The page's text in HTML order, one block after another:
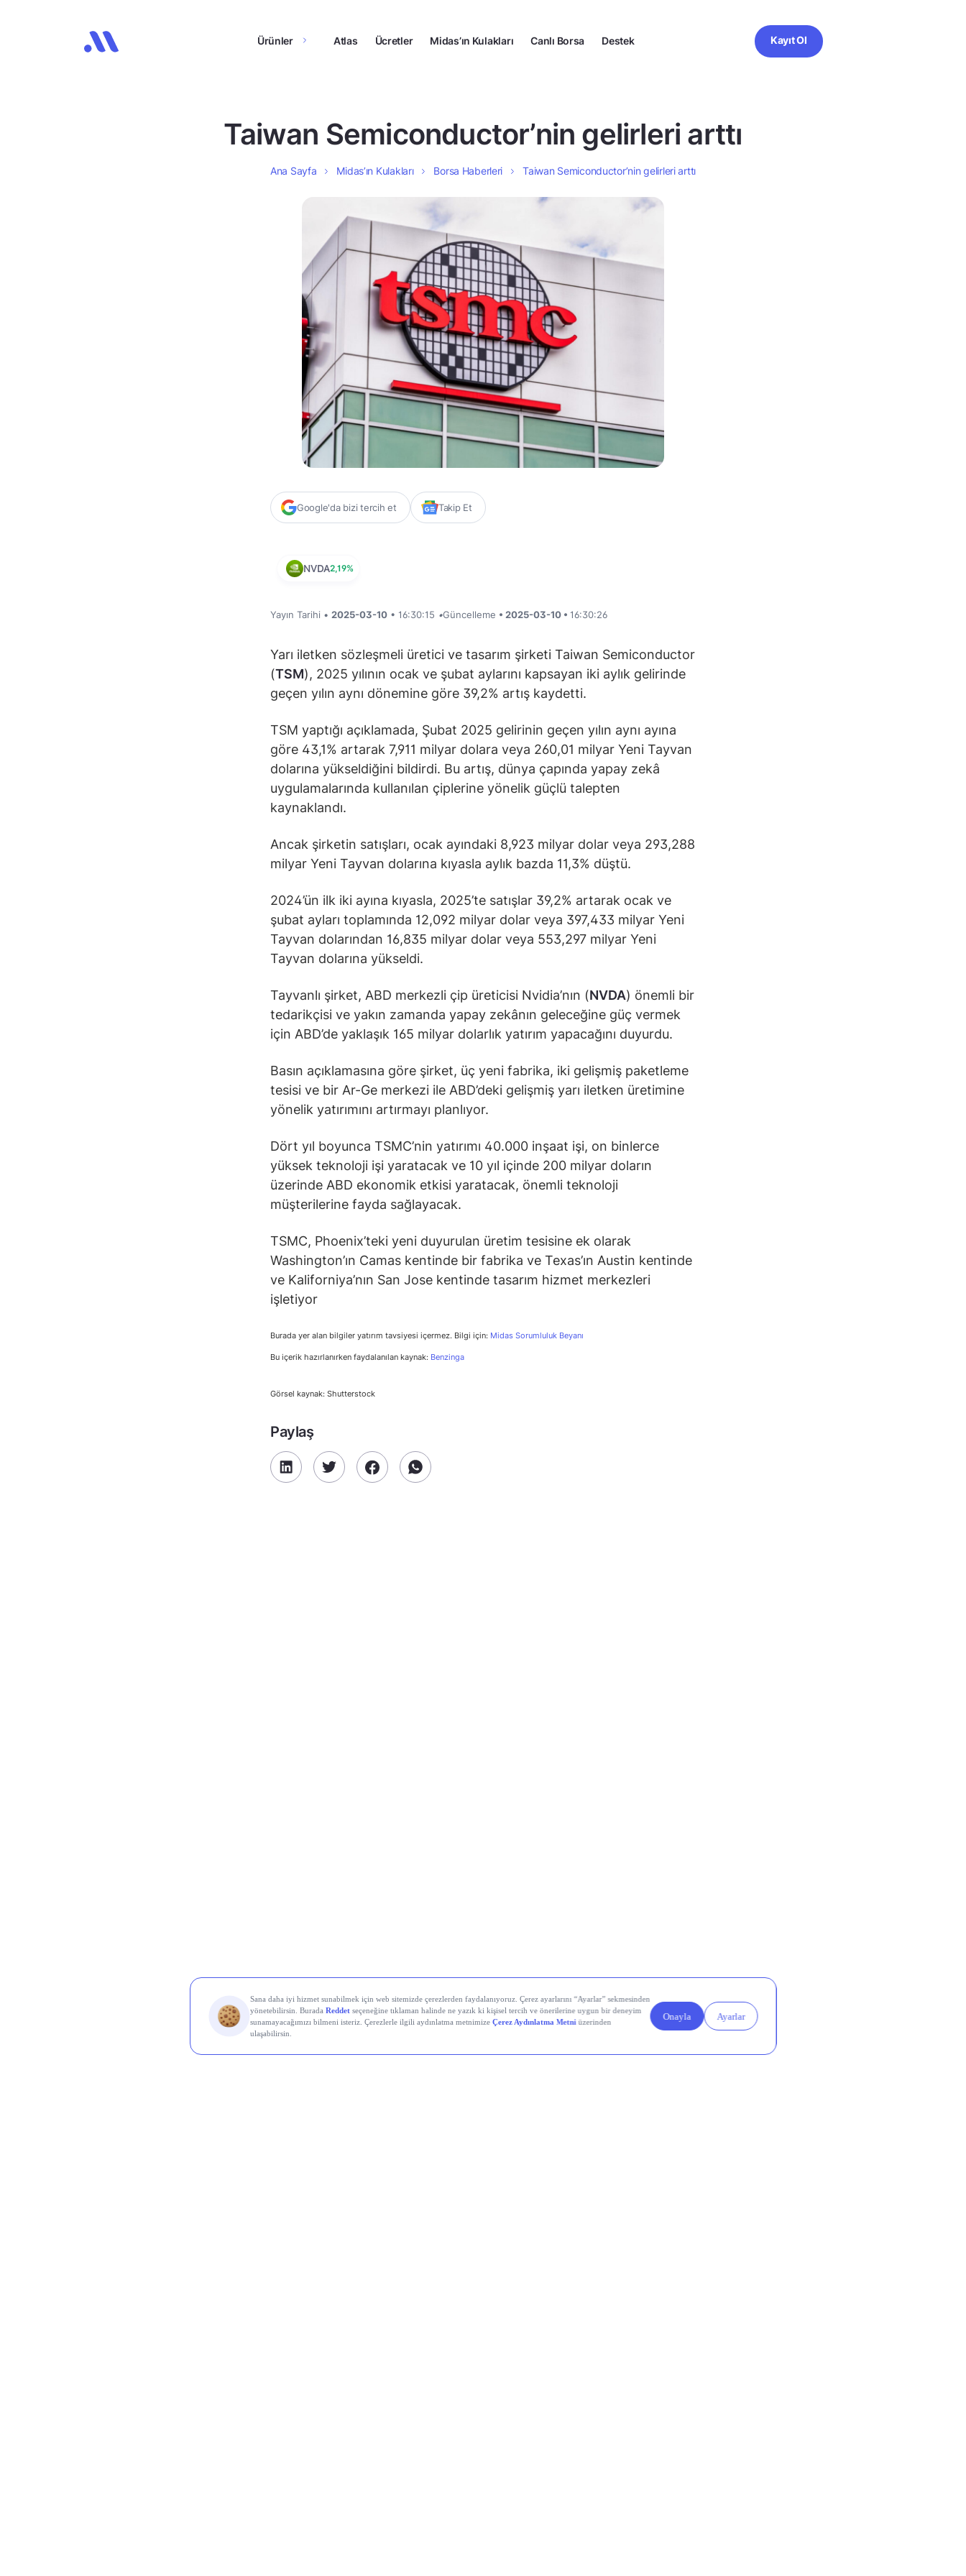
Ürünler Atlas Ücretler Midas’ın Kulakları Canlı Borsa Destek Kayıt Ol
Taiwan Semiconductor’nin gelirleri arttı
Ana Sayfa Midas’ın Kulakları Borsa Haberleri Taiwan Semiconductor’nin gelirleri arttı
Google'da bizi tercih et Takip Et
NVDA2,19%
Yayın Tarihi • 2025-03-10 • 16:30:15 •Güncelleme • 2025-03-10 • 16:30:26
Yarı iletken sözleşmeli üretici ve tasarım şirketi Taiwan Semiconductor
(TSM), 2025 yılının ocak ve şubat aylarını kapsayan iki aylık gelirinde
geçen yılın aynı dönemine göre 39,2% artış kaydetti.
TSM yaptığı açıklamada, Şubat 2025 gelirinin geçen yılın aynı ayına
göre 43,1% artarak 7,911 milyar dolara veya 260,01 milyar Yeni Tayvan
dolarına yükseldiğini bildirdi. Bu artış, dünya çapında yapay zekâ
uygulamalarında kullanılan çiplerine yönelik güçlü talepten
kaynaklandı.
Ancak şirketin satışları, ocak ayındaki 8,923 milyar dolar veya 293,288
milyar Yeni Tayvan dolarına kıyasla aylık bazda 11,3% düştü.
2024’ün ilk iki ayına kıyasla, 2025’te satışlar 39,2% artarak ocak ve
şubat ayları toplamında 12,092 milyar dolar veya 397,433 milyar Yeni
Tayvan dolarından 16,835 milyar dolar veya 553,297 milyar Yeni
Tayvan dolarına yükseldi.
Tayvanlı şirket, ABD merkezli çip üreticisi Nvidia’nın (NVDA) önemli bir
tedarikçisi ve yakın zamanda yapay zekânın geleceğine güç vermek
için ABD’de yaklaşık 165 milyar dolarlık yatırım yapacağını duyurdu.
Basın açıklamasına göre şirket, üç yeni fabrika, iki gelişmiş paketleme
tesisi ve bir Ar-Ge merkezi ile ABD’deki gelişmiş yarı iletken üretimine
yönelik yatırımını artırmayı planlıyor.
Dört yıl boyunca TSMC’nin yatırımı 40.000 inşaat işi, on binlerce
yüksek teknoloji işi yaratacak ve 10 yıl içinde 200 milyar doların
üzerinde ABD ekonomik etkisi yaratacak, önemli teknoloji
müşterilerine fayda sağlayacak.
TSMC, Phoenix’teki yeni duyurulan üretim tesisine ek olarak
Washington’ın Camas kentinde bir fabrika ve Texas’ın Austin kentinde
ve Kaliforniya’nın San Jose kentinde tasarım hizmet merkezleri
işletiyor
Burada yer alan bilgiler yatırım tavsiyesi içermez. Bilgi için: Midas Sorumluluk Beyanı
Bu içerik hazırlanırken faydalanılan kaynak: Benzinga
Görsel kaynak: Shutterstock
Paylaş